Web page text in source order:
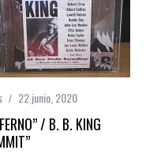
22 junio, 2020
/ B. B. KING